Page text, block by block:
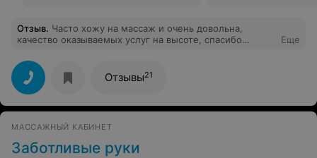
Отзыв. Часто хожу на массаж и очень довольна,
качество оказываемых услуг на высоте, спасибо
Еще
Отзывы21
МАССАЖНЫЙ КАБИНЕТ
Заботливые руки